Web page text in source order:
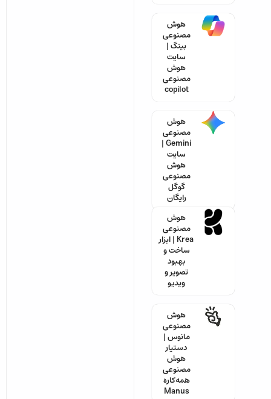
هوش
مصنوعی
بینگ |
سایت
هوش
مصنوعی
copilot
هوش
مصنوعی
Gemini |
سایت
هوش
مصنوعی
گوگل
رایگان
هوش
مصنوعی
Krea | ابزار
ساخت و
بهبود
تصویر و
ویدیو
هوش
مصنوعی
مانوس |
دستیار
هوش
مصنوعی
همه‌کاره
Manus